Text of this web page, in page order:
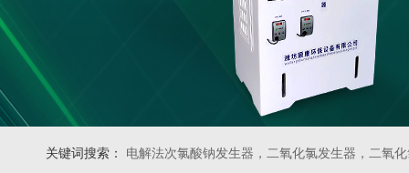
关键词搜索： 电解法次氯酸钠发生器，二氧化氯发生器，二氧化氯投加器，缓释消毒器